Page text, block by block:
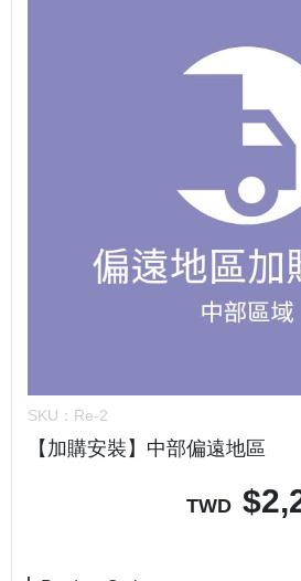
SKU： Re-2
【加購安裝】中部偏遠地區
TWD $